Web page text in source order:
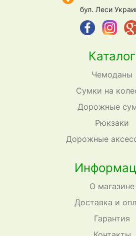
Каталог
Чемоданы
Сумки на
Дорожные
Рюкзаки
Дорожные
О магазине
Доставка и
Гарантия
бул. Леси